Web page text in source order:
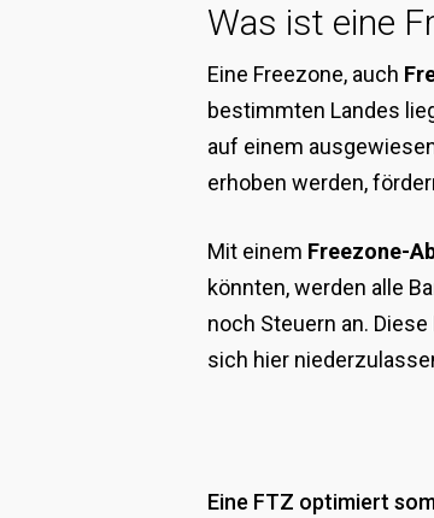
Was ist eine
Eine Freezone, auch
bestimmten Landes
auf einem
erhoben werden,
Mit einem Freezone-
könnten, werden alle
noch Steuern an.
sich hier
Eine FTZ optimiert